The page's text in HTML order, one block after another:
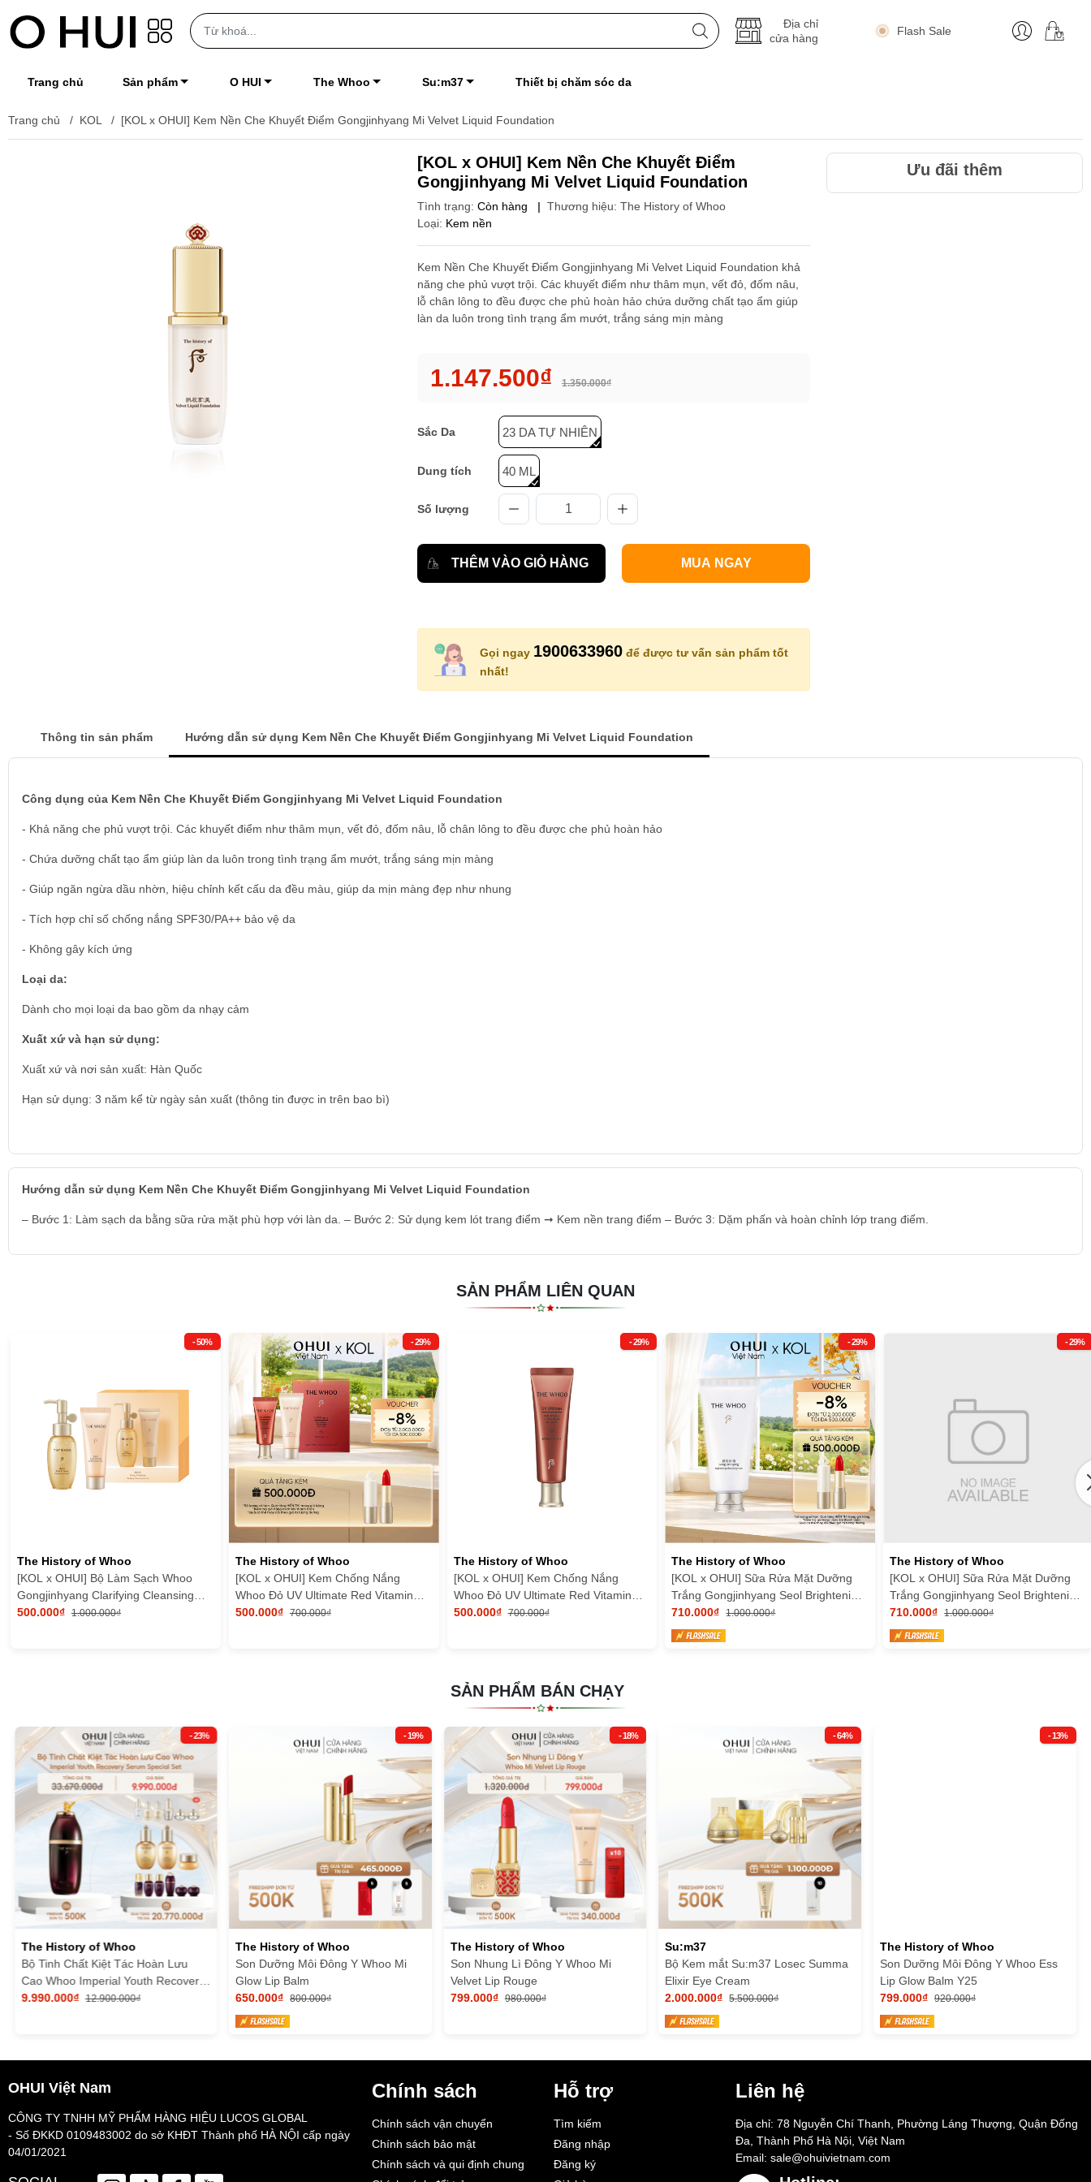
Địa chỉ
cửa hàng
Flash Sale
Trang chủ Sản phẩm O HUI The Whoo Su:m37 Thiết bị chăm sóc da
Trang chủ / KOL / [KOL x OHUI] Kem Nền Che Khuyết Điểm Gongjinhyang Mi Velvet Liquid Foundation
[KOL x OHUI] Kem Nền Che Khuyết Điểm
Gongjinhyang Mi Velvet Liquid Foundation
Tình trạng: Còn hàng | Thương hiệu: The History of Whoo
Loại: Kem nền
Kem Nền Che Khuyết Điểm Gongjinhyang Mi Velvet Liquid Foundation khả
năng che phủ vượt trội. Các khuyết điểm như thâm mụn, vết đỏ, đốm nâu,
lỗ chân lông to đều được che phủ hoàn hảo chứa dưỡng chất tạo ẩm giúp
làn da luôn trong tình trạng ẩm mướt, trắng sáng mịn màng
1.147.500₫ 1.350.000₫
Sắc Da 23 DA TỰ NHIÊN
Dung tích 40 ML
Số lượng
THÊM VÀO GIỎ HÀNG MUA NGAY
Gọi ngay 1900633960 để được tư vấn sản phẩm tốt
nhất!
Ưu đãi thêm
Thông tin sản phẩm Hướng dẫn sử dụng Kem Nền Che Khuyết Điểm Gongjinhyang Mi Velvet Liquid Foundation
Công dụng của Kem Nền Che Khuyết Điểm Gongjinhyang Mi Velvet Liquid Foundation
- Khả năng che phủ vượt trội. Các khuyết điểm như thâm mụn, vết đỏ, đốm nâu, lỗ chân lông to đều được che phủ hoàn hảo
- Chứa dưỡng chất tạo ẩm giúp làn da luôn trong tình trạng ẩm mướt, trắng sáng mịn màng
- Giúp ngăn ngừa dầu nhờn, hiệu chỉnh kết cấu da đều màu, giúp da mịn màng đẹp như nhung
- Tích hợp chỉ số chống nắng SPF30/PA++ bảo vệ da
- Không gây kích ứng
Loại da:
Dành cho mọi loại da bao gồm da nhạy cảm
Xuất xứ và hạn sử dụng:
Xuất xứ và nơi sản xuất: Hàn Quốc
Hạn sử dụng: 3 năm kể từ ngày sản xuất (thông tin được in trên bao bì)
Hướng dẫn sử dụng Kem Nền Che Khuyết Điểm Gongjinhyang Mi Velvet Liquid Foundation
– Bước 1: Làm sạch da bằng sữa rửa mặt phù hợp với làn da. – Bước 2: Sử dụng kem lót trang điểm ➞ Kem nền trang điểm – Bước 3: Dặm phấn và hoàn chỉnh lớp trang điểm.
SẢN PHẨM LIÊN QUAN
- 50%
The History of Whoo
[KOL x OHUI] Bộ Làm Sạch Whoo
Gongjinhyang Clarifying Cleansing
Duo Kit
500.000₫ 1.000.000₫
- 29%
The History of Whoo
[KOL x OHUI] Kem Chống Nắng
Whoo Đỏ UV Ultimate Red Vitamin
Sunscreen SE 25ml
500.000₫ 700.000₫
- 29%
The History of Whoo
[KOL x OHUI] Kem Chống Nắng
Whoo Đỏ UV Ultimate Red Vitamin
Sunscreen SE 25ml
500.000₫ 700.000₫
- 29%
The History of Whoo
[KOL x OHUI] Sữa Rửa Mặt Dưỡng
Trắng Gongjinhyang Seol Brightening
Cleansing Foam
710.000₫ 1.000.000₫
- 29%
The History of Whoo
[KOL x OHUI] Sữa Rửa Mặt Dưỡng
Trắng Gongjinhyang Seol Brightening
Cleansing Foam
710.000₫ 1.000.000₫
SẢN PHẨM BÁN CHẠY
- 23%
The History of Whoo
Bộ Tinh Chất Kiệt Tác Hoàn Lưu
Cao Whoo Imperial Youth Recovery
Serum Special Set
9.990.000₫ 12.900.000₫
- 19%
The History of Whoo
Son Dưỡng Môi Đông Y Whoo Mi
Glow Lip Balm
650.000₫
800.000₫
- 18%
The History of Whoo
Son Nhung Lì Đông Y Whoo Mi
Velvet Lip Rouge
799.000₫ 980.000₫
- 64%
Su:m37
Bộ Kem mắt Su:m37 Losec Summa
Elixir Eye Cream
2.000.000₫
5.500.000₫
- 13%
The History of Whoo
Son Dưỡng Môi Đông Y Whoo Ess
Lip Glow Balm Y25
799.000₫ 920.000₫
OHUI Việt Nam
CÔNG TY TNHH MỸ PHẨM HÀNG HIỆU LUCOS GLOBAL
- Số ĐKKD 0109483002 do sở KHĐT Thành phố HÀ NỘI cấp ngày
04/01/2021
Chính sách
Chính sách vận chuyển
Chính sách bảo mật
Chính sách và qui định chung
Hỗ trợ
Tìm kiếm
Đăng nhập
Đăng ký
Liên hệ
Địa chỉ: 78 Nguyễn Chí Thanh, Phường Láng Thượng, Quận Đống
Đa, Thành Phố Hà Nội, Việt Nam
Email: sale@ohuivietnam.com